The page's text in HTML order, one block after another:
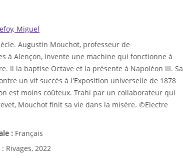
Miguel
Augustin Mouchot, professeur de
à Alençon, invente une machine qui fonctionne à
Il la baptise Octave et la présente à Napoléon III. Sa
un vif succès à l'Exposition universelle de 1878
est moins coûteux. Trahi par un collaborateur qui
Mouchot finit sa vie dans la misère. ©Electre
: Français
: Rivages, 2022